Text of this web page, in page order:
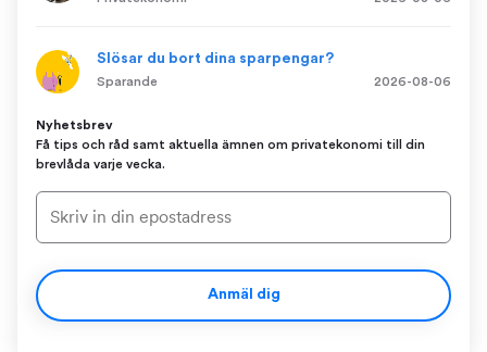
Slösar du bort dina sparpengar?
Sparande 2026-08-06
Nyhetsbrev
Få tips och råd samt aktuella ämnen om privatekonomi till din
brevlåda varje vecka.
Anmäl dig